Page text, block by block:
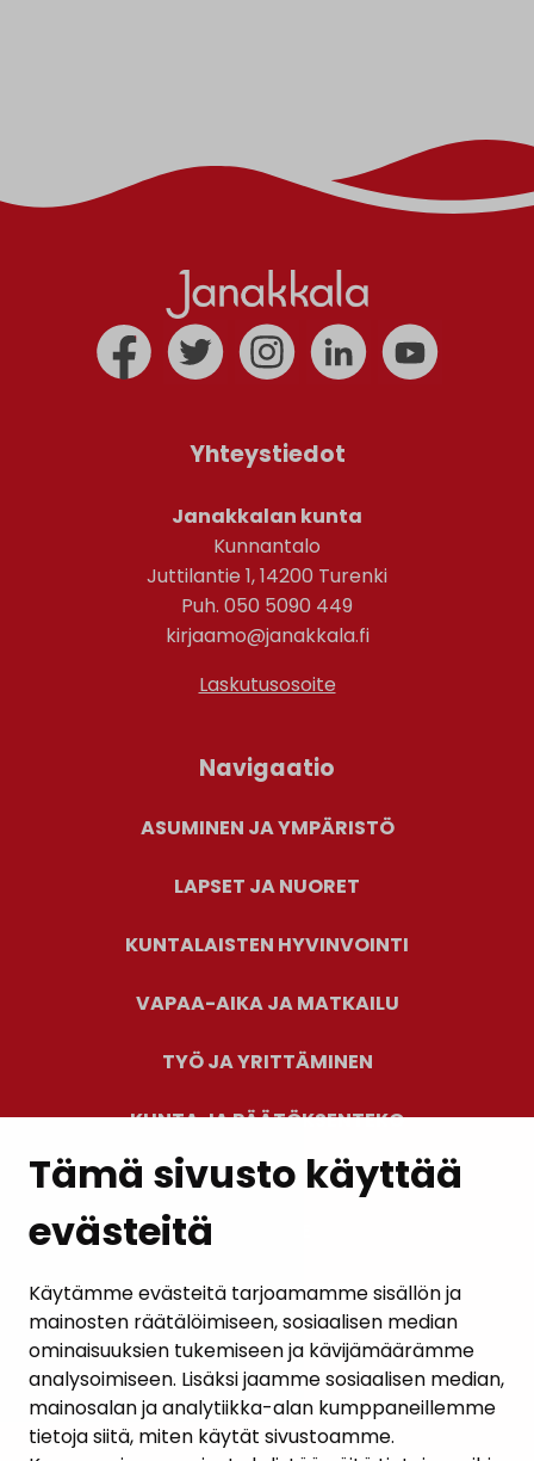
Tämä sivusto käyttää
evästeitä
Käytämme evästeitä tarjoamamme sisällön ja
mainosten räätälöimiseen, sosiaalisen median
ominaisuuksien tukemiseen ja kävijämäärämme
analysoimiseen. Lisäksi jaamme sosiaalisen median,
mainosalan ja analytiikka-alan kumppaneillemme
tietoja siitä, miten käytät sivustoamme.
Yhteystiedot
Janakkalan kunta
Kunnantalo
Juttilantie 1, 14200 Turenki
Puh. 050 5090 449
kirjaamo@janakkala.fi
Laskutusosoite
Navigaatio
ASUMINEN JA YMPÄRISTÖ
LAPSET JA NUORET
KUNTALAISTEN HYVINVOINTI
VAPAA-AIKA JA MATKAILU
TYÖ JA YRITTÄMINEN
KUNTA JA PÄÄTÖKSENTEKO
AJANKOHTAISET
YHTEYSTIEDOT
KARTTAPALVELU